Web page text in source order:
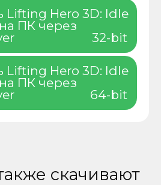
Lifting Hero 3D: Idle
ПК через
32-bit
Lifting Hero 3D: Idle
ПК через
64-bit
скачивают